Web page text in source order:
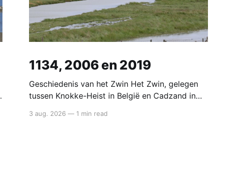
1134, 2006 en 2019
Geschiedenis van het Zwin Het Zwin, gelegen
tussen Knokke-Heist in België en Cadzand in
de Noordzee die Brugge in de middeleeuwen
3 aug. 2026 — 1 min read